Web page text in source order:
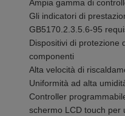
Ampia gamma di
Gli indicatori di
GB5170.2.3.5.6-95
Dispositivi di protezione
componenti
Alta velocità di
Uniformità ad alta
Controller
schermo LCD touch per